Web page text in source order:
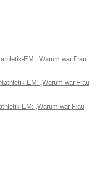
EM: „Warum war Frau
EM: „Warum war Frau
EM: „Warum war Frau